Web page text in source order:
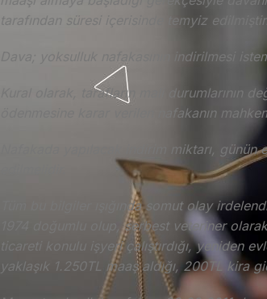
tarafından süresi içerisinde temyiz edilmiştir.
Dava; yoksulluk nafakasının indirilmesi
Kural olarak, tarafların mali durumlarının
ödenmesine karar verilen nafakanın
Nafakada yapılacak indirim miktarı,
Tüm bu bilgiler ışığında somut olay
1974 doğumlu olup, serbest veteriner
ticareti konulu işyeri çalıştırdığı, yeniden
yaklaşık 1.250TL maaş aldığı, 200TL kira